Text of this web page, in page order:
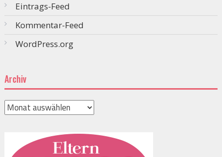
Eintrags-Feed
Kommentar-Feed
WordPress.org
Archiv
Archiv